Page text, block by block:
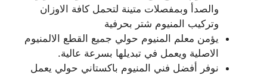
والصدأ وبمفصلات متينة لتحمل كافة الاوزان
وتركيب المنيوم شتر بحرفية
يؤمن معلم المنيوم حولي جميع القطع الالمنيوم
الاصلية ويعمل في تبديلها بسرعة عالية.
نوفر أفضل فني المنيوم باكستاني حولي يعمل